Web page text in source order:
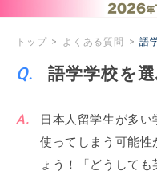
トップ よくある質問 語
語学学校を
日本人留学生が多
使ってしまう可能性
ょう！「どうして